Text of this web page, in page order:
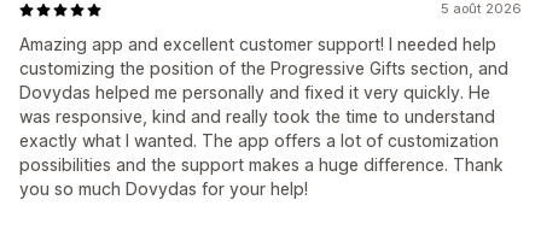
5 août 2026
Amazing app and excellent customer support! I needed help
customizing the position of the Progressive Gifts section, and
Dovydas helped me personally and fixed it very quickly. He
was responsive, kind and really took the time to understand
exactly what I wanted. The app offers a lot of customization
possibilities and the support makes a huge difference. Thank
you so much Dovydas for your help!